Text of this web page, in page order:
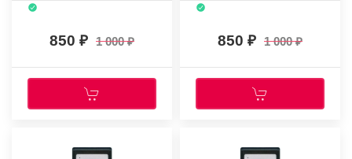
850 1 000 850 1 000